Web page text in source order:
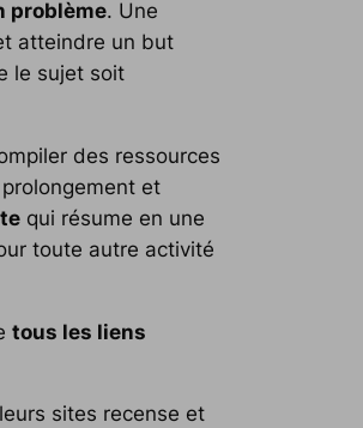
problème. Une
atteindre un but
le sujet soit
des ressources
et
qui résume en une
toute autre activité
tous les liens
sites recense et